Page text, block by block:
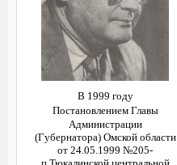
В 1999 году
Постановлением Главы
Администрации
(Губернатора) Омской области
от 24.05.1999 №205-